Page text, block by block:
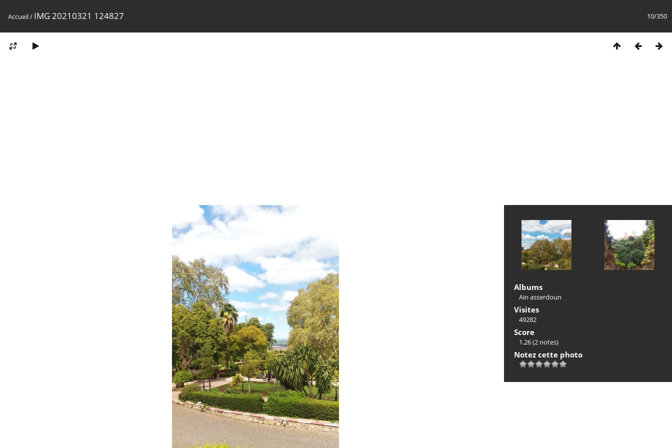
10/350
Accueil/ IMG 20210321 124827
Albums
Aïn asserdoun
Visites
49282
Score
1.26(2 notes)
Notez cette photo